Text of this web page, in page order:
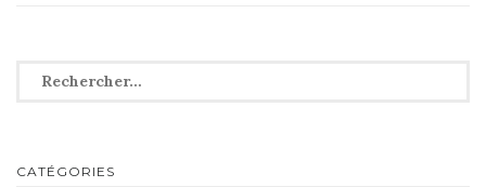
Rechercher :
CATÉGORIES